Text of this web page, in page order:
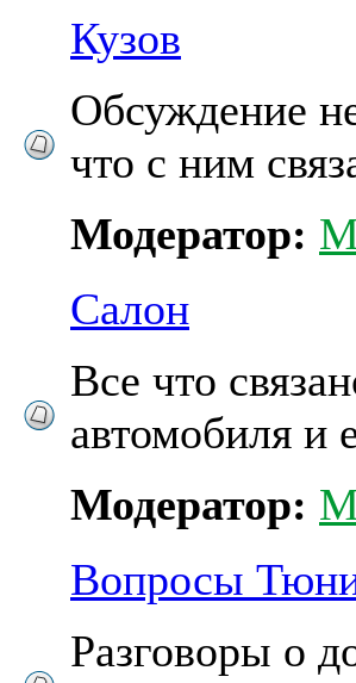
Кузов
Обсуждение
что с ним
Модератор:
Салон
Все что
автомобиля и
Модератор:
Вопросы
Разговоры о